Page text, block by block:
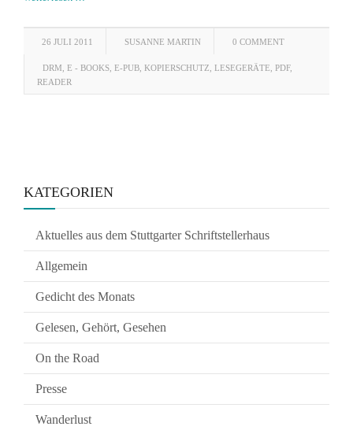
26 JULI 2011 SUSANNE MARTIN 0 COMMENT
DRM E - BOOKS E-PUB KOPIERSCHUTZ LESEGERÄTE PDF,
READER
KATEGORIEN
Aktuelles aus dem Stuttgarter Schriftstellerhaus
Allgemein
Gedicht des Monats
Gelesen, Gehört, Gesehen
On the Road
Presse
Wanderlust